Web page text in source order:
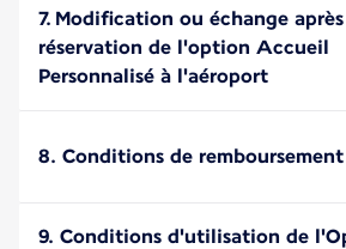
7. Modification ou échange après
réservation de l'option Accueil
Personnalisé à l'aéroport
8. Conditions de remboursement
9. Conditions d'utilisation de